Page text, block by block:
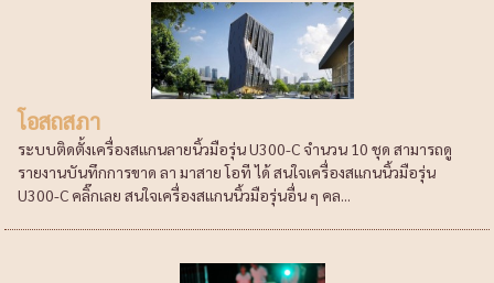
โอสถสภา
ระบบติดตั้งเครื่องสแกนลายนิ้วมือรุ่น U300-C จำนวน 10 ชุด สามารถดู
รายงานบันทึกการขาด ลา มาสาย โอที ได้ สนใจเครื่องสแกนนิ้วมือรุ่น
U300-C คลิ๊กเลย สนใจเครื่องสแกนนิ้วมือรุ่นอื่น ๆ คล...